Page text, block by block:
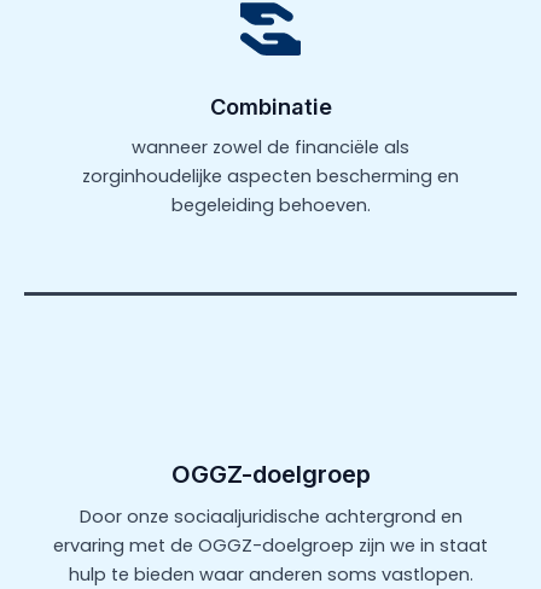
Combinatie
wanneer zowel de financiële als
zorginhoudelijke aspecten bescherming en
begeleiding behoeven.
OGGZ-doelgroep
Door onze sociaaljuridische achtergrond en
ervaring met de OGGZ-doelgroep zijn we in staat
hulp te bieden waar anderen soms vastlopen.